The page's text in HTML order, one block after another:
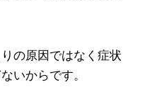
の原因ではなく症状
いからです。